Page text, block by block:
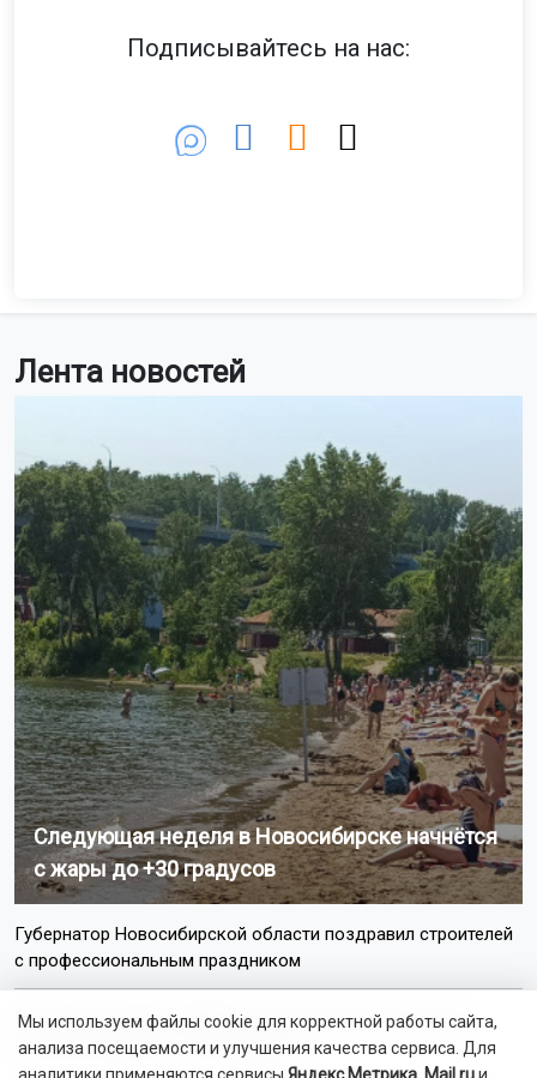
Лента новостей
Следующая неделя в Новосибирске начнётся
с жары до +30 градусов
Губернатор Новосибирской области поздравил строителей
с профессиональным праздником
Остановку «Радуга Сибири» для городских электричек
начали возводить в Новосибирске
Подписывайтесь на нас:
Мы используем файлы cookie для корректной работы сайта,
анализа посещаемости и улучшения качества сервиса. Для